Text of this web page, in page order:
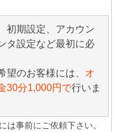
初期設定、アカウン
タ設定など最初に必
望のお客様には、 オ
30分1,000円で行いま
は事前にご依頼下さい。